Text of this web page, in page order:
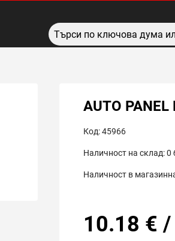
AUTO
Код:45966
Наличност на склад:0
Наличност в
10.18 € /